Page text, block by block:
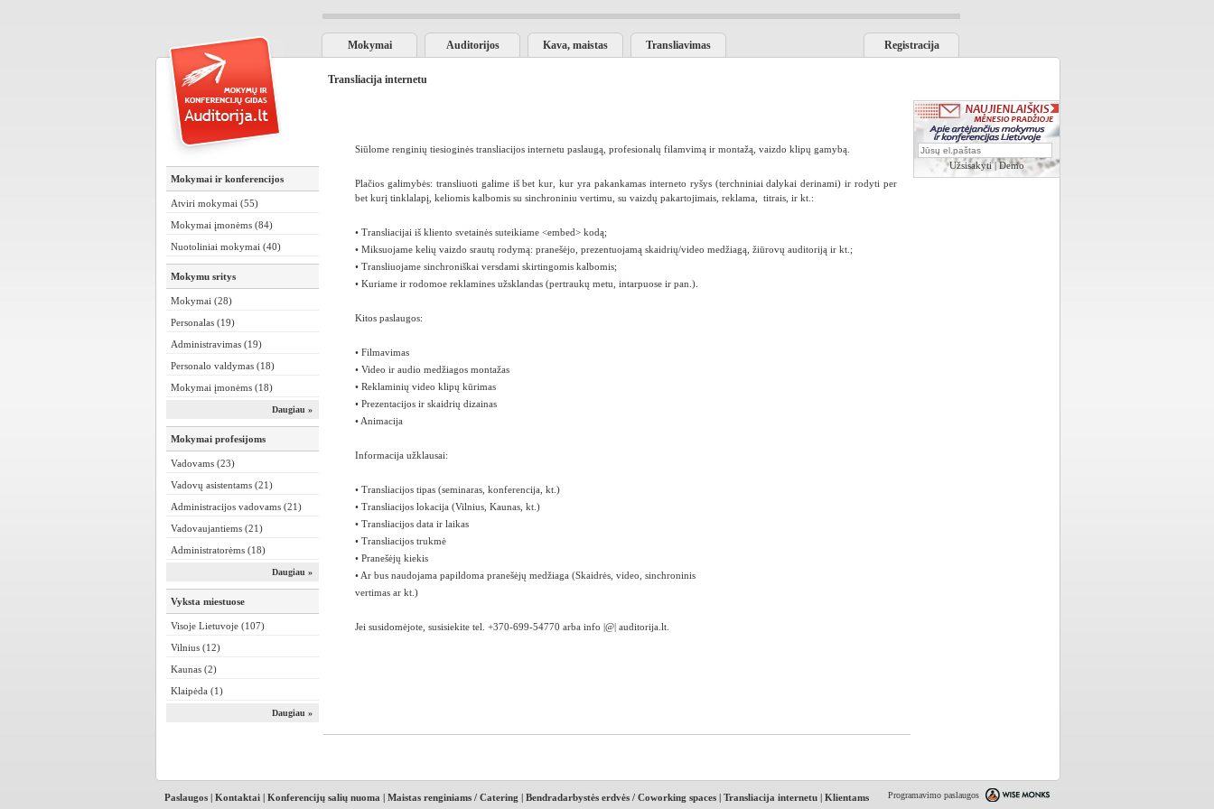
Mokymai Auditorijos Kava, maistas Transliavimas Registracija
Mokymai ir konferencijos
Atviri mokymai (55)
Mokymai įmonėms (84)
Nuotoliniai mokymai (40)
Mokymu sritys
Mokymai (28)
Personalas (19)
Administravimas (19)
Personalo valdymas (18)
Mokymai įmonėms (18)
Daugiau »
Mokymai profesijoms
Vadovams (23)
Vadovų asistentams (21)
Administracijos vadovams (21)
Vadovaujantiems (21)
Administratorėms (18)
Daugiau »
Vyksta miestuose
Visoje Lietuvoje (107)
Vilnius (12)
Kaunas (2)
Klaipėda (1)
Daugiau »
Transliacija internetu
Siūlome renginių tiesioginės transliacijos internetu paslaugą, profesionalų filamvimą ir montažą, vaizdo klipų gamybą.
Plačios galimybės: transliuoti galime iš bet kur, kur yra pakankamas interneto ryšys (terchniniai dalykai derinami) ir rodyti per
bet kurį tinklalapį, keliomis kalbomis su sinchroniniu vertimu, su vaizdų pakartojimais, reklama, titrais, ir kt.:
• Transliacijai iš kliento svetainės suteikiame <embed> kodą;
• Miksuojame kelių vaizdo srautų rodymą: pranešėjo, prezentuojamą skaidrių/video medžiagą, žiūrovų auditoriją ir kt.;
• Transliuojame sinchroniškai versdami skirtingomis kalbomis;
• Kuriame ir rodomoe reklamines užsklandas (pertraukų metu, intarpuose ir pan.).
Kitos paslaugos:
• Filmavimas
• Video ir audio medžiagos montažas
• Reklaminių video klipų kūrimas
• Prezentacijos ir skaidrių dizainas
• Animacija
Informacija užklausai:
• Transliacijos tipas (seminaras, konferencija, kt.)
• Transliacijos lokacija (Vilnius, Kaunas, kt.)
• Transliacijos data ir laikas
• Transliacijos trukmė
• Pranešėjų kiekis
• Ar bus naudojama papildoma pranešėjų medžiaga (Skaidrės, video, sinchroninis
vertimas ar kt.)
Jei susidomėjote, susisiekite tel. +370-699-54770 arba info |@| auditorija.lt.
Užsisakyti|Demo
Programavimo paslaugos
Paslaugos | Kontaktai | Konferencijų salių nuoma | Maistas renginiams / Catering | Bendradarbystės erdvės / Coworking spaces | Transliacija internetu | Klientams